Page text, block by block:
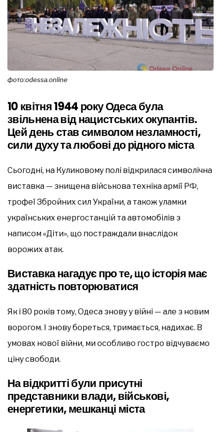
фото:odessa.online
10 квітня 1944 року Одеса була
звільнена від нацистських окупантів.
Цей день став символом незламності,
сили духу та любові до рідного міста
Сьогодні, на Куликовому полі відкрилася символічна
виставка — знищена військова техніка армії РФ,
трофеї Збройних сил України, а також уламки
українських енергостанцій та автомобілів з
написом «Діти», що постраждали внаслідок
ворожих атак.
Виставка нагадує про те, що історія має
здатність повторюватися
Як і 80 років тому, Одеса знову у війні — але з новим
ворогом. І знову бореться, тримається, надихає. В
умовах нової війни, ми особливо гостро відчуваємо
ціну свободи.
На відкритті були присутні
представники влади, військові,
енергетики, мешканці міста